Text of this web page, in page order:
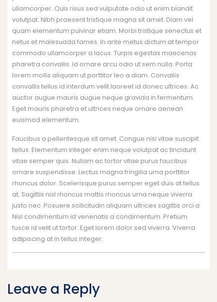
ullamcorper. Quis risus sed vulputate odio ut enim blandit
volutpat. Nibh praesent tristique magna sit amet. Diam vel
quam elementum pulvinar etiam. Morbi tristique senectus et
netus et malesuada fames. In ante metus dictum at tempor
commodo ullamcorper a lacus. Turpis egestas maecenas
pharetra convallis. Id ornare arcu odio ut sem nulla. Porta
lorem mollis aliquam ut porttitor leo a diam. Convallis
convallis tellus id interdum velit laoreet id donec ultrices. Ac
auctor augue mauris augue neque gravida in fermentum.
Eget mauris pharetra et ultrices neque ornare aenean
euismod elementum.
Faucibus a pellentesque sit amet. Congue nisi vitae suscipit
tellus. Elementum integer enim neque volutpat ac tincidunt
vitae semper quis. Nullam ac tortor vitae purus faucibus
ornare suspendisse. Lectus magna fringilla urna porttitor
rhoncus dolor. Scelerisque purus semper eget duis at tellus
at. Sagittis nisl rhoncus mattis rhoncus urna neque viverra
justo nec. Posuere sollicitudin aliquam ultrices sagittis orci a.
Nisl condimentum id venenatis a condimentum. Pretium
fusce id velit ut tortor. Eget lorem dolor sed viverra. Viverra
adipiscing at in tellus integer.
Leave a Reply